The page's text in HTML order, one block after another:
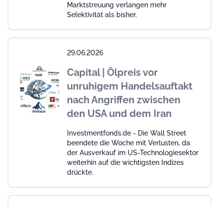
Marktstreuung verlangen mehr
Selektivität als bisher.
29.06.2026
Capital | Ölpreis vor
unruhigem Handelsauftakt
nach Angriffen zwischen
den USA und dem Iran
Investmentfonds.de - Die Wall Street
beendete die Woche mit Verlusten, da
der Ausverkauf im US-Technologiesektor
weiterhin auf die wichtigsten Indizes
drückte.